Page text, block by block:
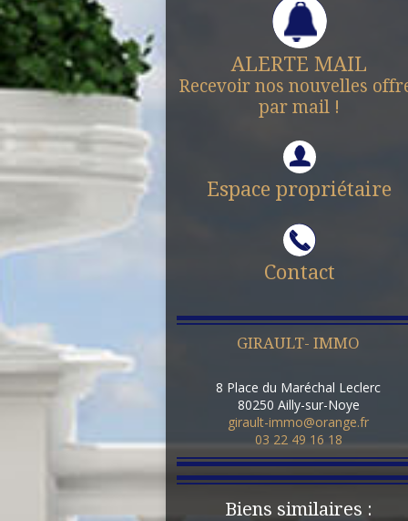
ALERTE MAIL
Recevoir nos nouvelles
par mail !
Espace propriétaire
Contact
GIRAULT- IMMO
8 Place du Maréchal Leclerc
80250 Ailly-sur-Noye
girault-immo@orange.fr
03 22 49 16 18
Biens similaires :